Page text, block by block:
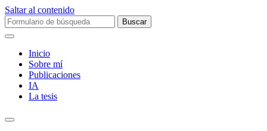
Saltar al contenido
Buscar:
Inicio
Sobre mí­
Publicaciones
IA
La tesis
Alternar